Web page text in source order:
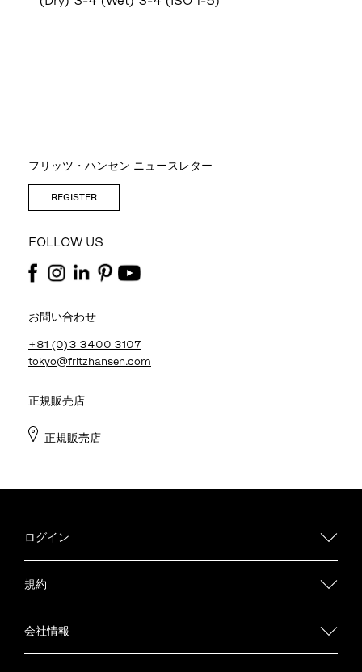
フリッツ・ハンセン ニュースレター
REGISTER
FOLLOW US
お問い合わせ
+81 (0)3 3400 3107
tokyo@fritzhansen.com
正規販売店
正規販売店
ログイン
規約
会社情報